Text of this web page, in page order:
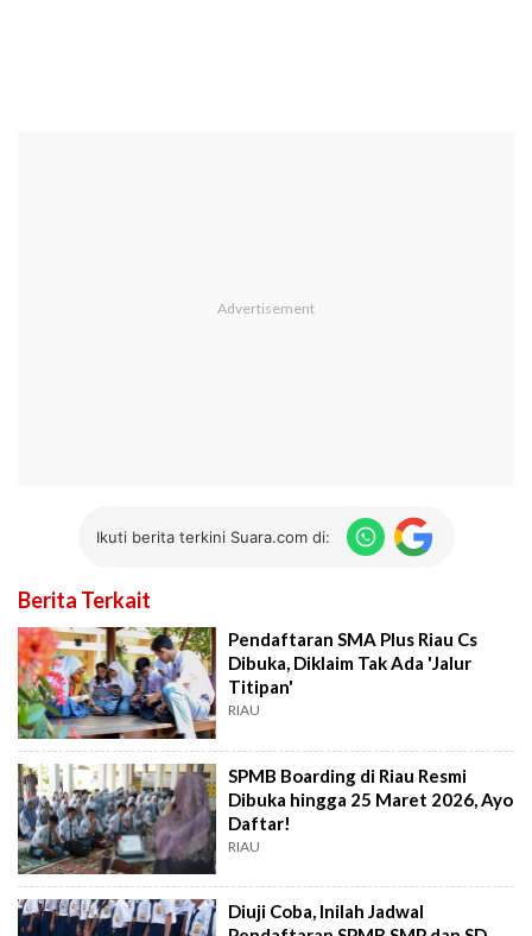
Ikuti berita terkini Suara.com di:
Berita Terkait
Pendaftaran SMA Plus Riau Cs
Dibuka, Diklaim Tak Ada 'Jalur
Titipan'
RIAU
SPMB Boarding di Riau Resmi
Dibuka hingga 25 Maret 2026, Ayo
Daftar!
RIAU
Diuji Coba, Inilah Jadwal